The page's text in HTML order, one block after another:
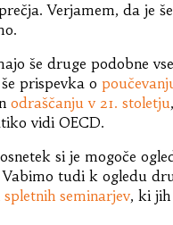
Verjamem, da je
še druge podobne
prispevka o
odraščanju v 21. stoletju
vidi OECD.
si je mogoče
Vabimo tudi k ogledu
seminarjev, ki